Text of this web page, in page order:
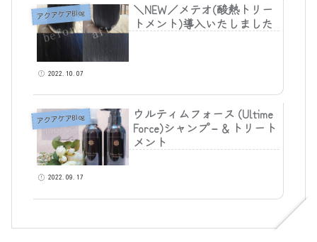
アクアケアBlog
＼NEW／メテオ(酸熱トリー
トメント)導入いたしました
2022.10.07
アクアケアBlog
ウルティムフォース (Ultime
Force)シャンプ－＆トリート
メント
2022.09.17